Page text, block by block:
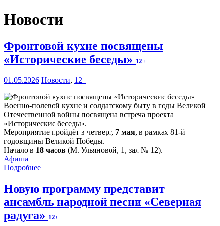
Новости
Фронтовой кухне посвящены
«Исторические беседы» 12+
01.05.2026 Новости, 12+
Военно-полевой кухне и солдатскому быту в годы Великой
Отечественной войны посвящена встреча проекта
«Исторические беседы».
Мероприятие пройдёт в четверг, 7 мая, в рамках 81-й
годовщины Великой Победы.
Начало в 18 часов (М. Ульяновой, 1, зал № 12).
Афиша
Подробнее
Новую программу представит
ансамбль народной песни «Северная
радуга» 12+